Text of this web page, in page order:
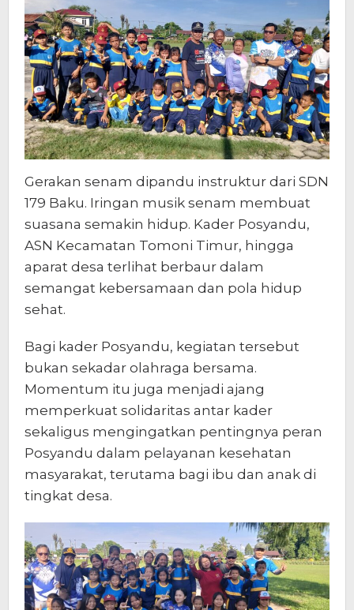
Gerakan senam dipandu instruktur dari SDN
179 Baku. Iringan musik senam membuat
suasana semakin hidup. Kader Posyandu,
ASN Kecamatan Tomoni Timur, hingga
aparat desa terlihat berbaur dalam
semangat kebersamaan dan pola hidup
sehat.
Bagi kader Posyandu, kegiatan tersebut
bukan sekadar olahraga bersama.
Momentum itu juga menjadi ajang
memperkuat solidaritas antar kader
sekaligus mengingatkan pentingnya peran
Posyandu dalam pelayanan kesehatan
masyarakat, terutama bagi ibu dan anak di
tingkat desa.